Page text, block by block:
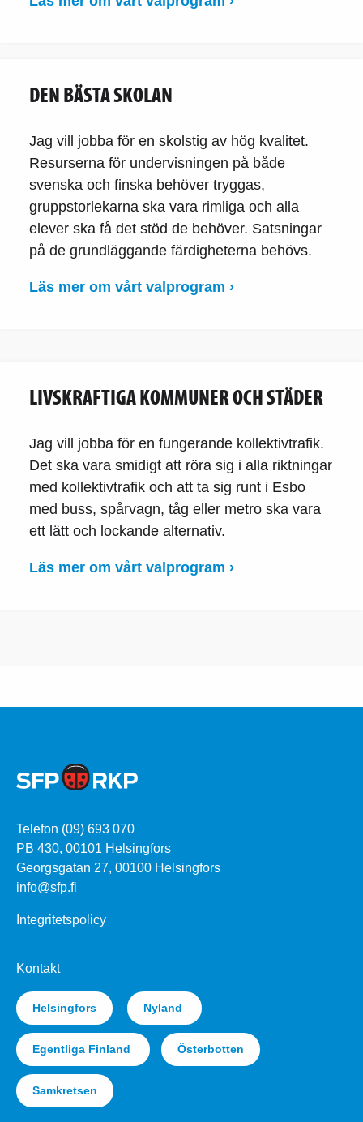
DEN BÄSTA SKOLAN
Jag vill jobba för en skolstig av hög kvalitet.
Resurserna för undervisningen på både
svenska och finska behöver tryggas,
gruppstorlekarna ska vara rimliga och alla
elever ska få det stöd de behöver. Satsningar
på de grundläggande färdigheterna behövs.
Läs mer om vårt valprogram ›
LIVSKRAFTIGA KOMMUNER OCH STÄDER
Jag vill jobba för en fungerande kollektivtrafik.
Det ska vara smidigt att röra sig i alla riktningar
med kollektivtrafik och att ta sig runt i Esbo
med buss, spårvagn, tåg eller metro ska vara
ett lätt och lockande alternativ.
Läs mer om vårt valprogram ›
Telefon (09) 693 070
PB 430, 00101 Helsingfors
Georgsgatan 27, 00100 Helsingfors
info@sfp.fi
Integritetspolicy
Kontakt
Helsingfors Nyland
Egentliga Finland Österbotten
Samkretsen